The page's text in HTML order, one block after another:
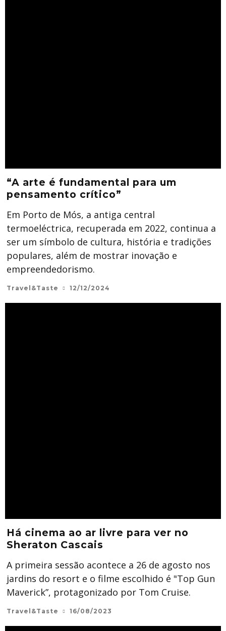
“A arte é fundamental para um
pensamento crítico”
Em Porto de Mós, a antiga central
termoeléctrica, recuperada em 2022, continua a
ser um símbolo de cultura, história e tradições
populares, além de mostrar inovação e
empreendedorismo.
Travel&Taste 12/12/2024
Há cinema ao ar livre para ver no
Sheraton Cascais
A primeira sessão acontece a 26 de agosto nos
jardins do resort e o filme escolhido é "Top Gun
Maverick”, protagonizado por Tom Cruise.
Travel&Taste 16/08/2023